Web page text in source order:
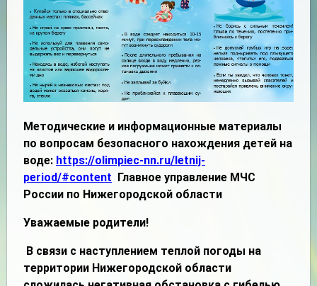
Методические и информационные материалы
по вопросам безопасного нахождения детей на
воде: https://olimpiec-nn.ru/letnij-
period/#content
Главное управление МЧС
России по Нижегородской области
Уважаемые родители!
В связи с наступлением теплой погоды на
территории Нижегородской области